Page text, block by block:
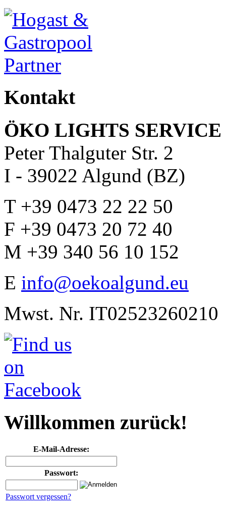
Kontakt
ÖKO LIGHTS
Peter Thalguter Str. 2
I - 39022 Algund (BZ)
T +39 0473 22 22 50
F +39 0473 20 72 40
M +39 340 56 10 152
E info@oekoalgund.eu
Mwst. Nr. IT02523260210
Willkommen zurück!
E-Mail-Adresse:
Passwort:
Passwort vergessen?